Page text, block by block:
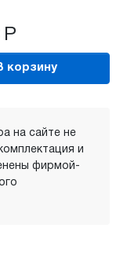
Р
корзину
на сайте не
и
фирмой-